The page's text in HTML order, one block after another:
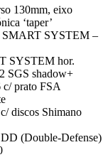
130mm, eixo
‘taper’
SYSTEM –
SYSTEM hor.
SGS shadow+
prato FSA
discos Shimano
(Double-Defense)